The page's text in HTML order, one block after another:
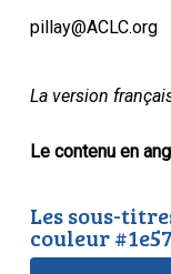
pillay@ACLC.org
La version
Le contenu en
Les sous-
couleur